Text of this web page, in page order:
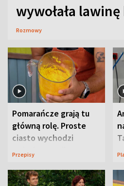
wywołała
Rozmowy
Pomarańcze grają tu
główną rolę. Proste
ciasto wychodzi
wyjątkowo wilgotne
Przepisy